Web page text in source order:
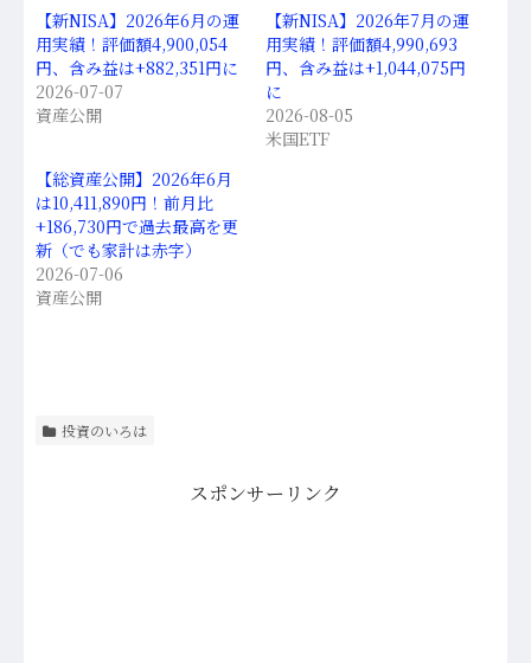
【新NISA】2026年6月の運
用実績！評価額4,900,054
円、含み益は+882,351円に
2026-07-07
資産公開
【新NISA】2026年7月の運
用実績！評価額4,990,693
円、含み益は+1,044,075円
に
2026-08-05
米国ETF
【総資産公開】2026年6月
は10,411,890円！前月比
+186,730円で過去最高を更
新（でも家計は赤字）
2026-07-06
資産公開
投資のいろは
スポンサーリンク